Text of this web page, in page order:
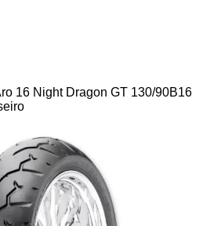
16 Night Dragon GT 130/90B16